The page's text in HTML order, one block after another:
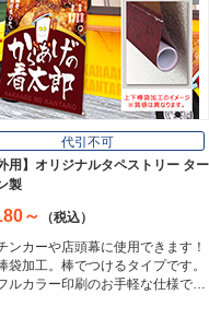
壁面看板
Wall Sign
フロアサイン／路面表示
Floor / Road Surface Sign
アルミ複合板
Aluminum Composite Board
代引不可
用】オリジナルタペストリー ター
製
～
（税込）
ンカーや店頭幕に使用できます！
袋加工。棒でつけるタイプです。
ルカラー印刷のお手軽な仕様で…